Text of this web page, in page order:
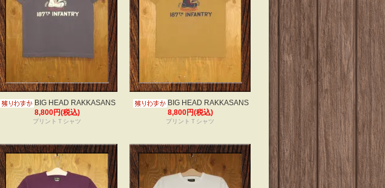
BIG HEAD RAKKASANS
8,800円(税込)
プリントＴシャツ
BIG HEAD RAKKASANS
8,800円(税込)
プリントＴシャツ